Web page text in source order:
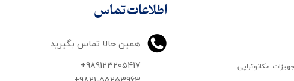
اطلاعات تماس
همین حالا تماس بگیرید
+989123205417
مکانوتراپی